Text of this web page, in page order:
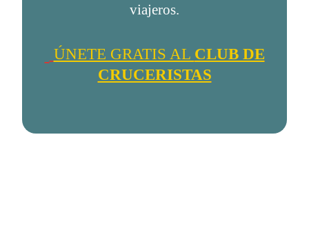
viajeros.
ÚNETE GRATIS AL CLUB DE
CRUCERISTAS